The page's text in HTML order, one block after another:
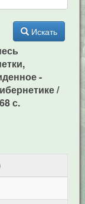
Искать
-
/
с.